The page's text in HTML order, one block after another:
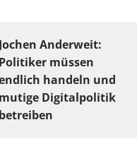
Jochen Anderweit:
Politiker müssen
handeln und
mutige Digitalpolitik
betreiben